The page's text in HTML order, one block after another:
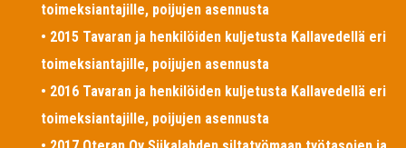
toimeksiantajille, poijujen asennusta
• 2015 Tavaran ja henkilöiden kuljetusta Kallavedellä eri
toimeksiantajille, poijujen asennusta
• 2016 Tavaran ja henkilöiden kuljetusta Kallavedellä eri
toimeksiantajille, poijujen asennusta